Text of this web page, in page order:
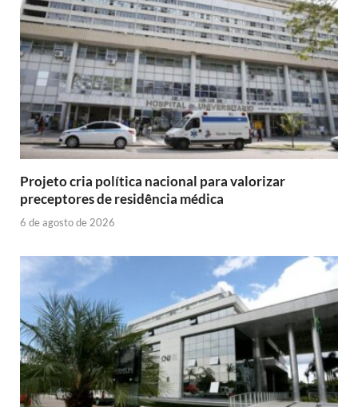
Projeto cria política nacional para valorizar
preceptores de residência médica
6 de agosto de 2026